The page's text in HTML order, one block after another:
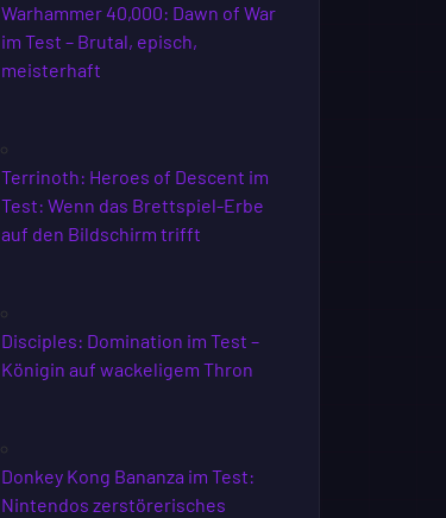
Warhammer 40,000: Dawn of War
im Test – Brutal, episch,
meisterhaft
Terrinoth: Heroes of Descent im
Test: Wenn das Brettspiel-Erbe
auf den Bildschirm trifft
Disciples: Domination im Test –
Königin auf wackeligem Thron
Donkey Kong Bananza im Test:
Nintendos zerstörerisches